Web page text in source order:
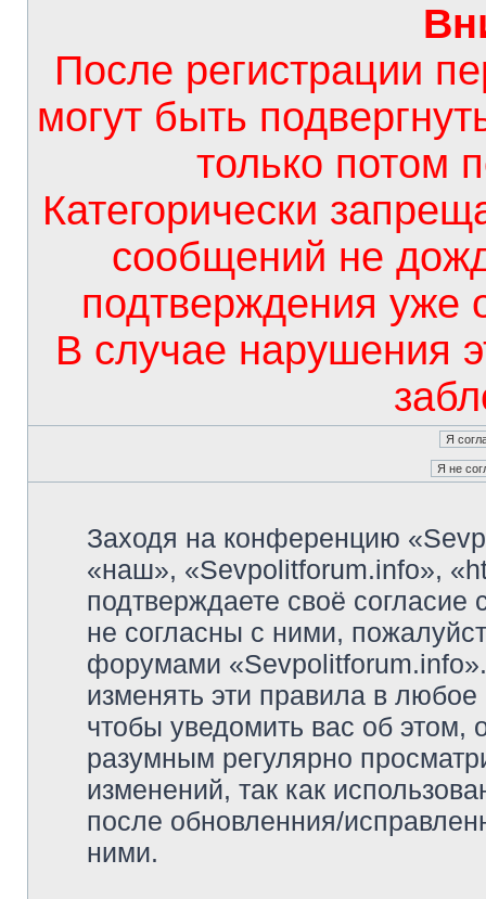
После регистрации
могут быть
только потом
Категорически
сообщений не
подтверждения уже
В случае нарушения
Заходя на конференцию
«наш», «Sevpolitforum.info»,
подтверждаете своё
не согласны с ними,
форумами
изменять эти правила в
чтобы уведомить вас об
разумным регулярно
изменений, так как
после обновленния/
ними.